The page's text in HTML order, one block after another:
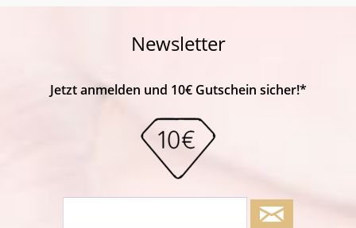
Newsletter
Jetzt anmelden und 10€ Gutschein sicher!*